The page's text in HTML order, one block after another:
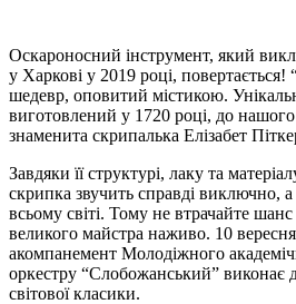
Оскароносний інструмент, який
у Харкові у 2019 році,
шедевр, оповитий містикою.
виготовлений у 1720 році, до нашого
знаменита скрипалька Елізабет
Завдяки її структурі, лаку та
скрипка звучить справді виключно, а
всьому світі. Тому не втрачайте
великого майстра наживо. 10
акомпанемент Молодіжного
оркестру “Слобожанський” виконає
світової класики.